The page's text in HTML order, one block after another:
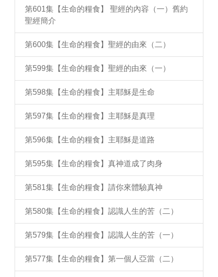
第601集【生命的糧食】 聖經的內容（一）舊約
聖經簡介
第600集【生命的糧食】聖經的由來（二）
第599集【生命的糧食】聖經的由來（一）
第598集【生命的糧食】主耶穌是生命
第597集【生命的糧食】主耶穌是真理
第596集【生命的糧食】主耶穌是道路
第595集【生命的糧食】真神道成了肉身
第581集【生命的糧食】請你來體驗真神
第580集【生命的糧食】認識人生的苦（二）
第579集【生命的糧食】認識人生的苦（一）
第577集【生命的糧食】第一個人亞當（二）